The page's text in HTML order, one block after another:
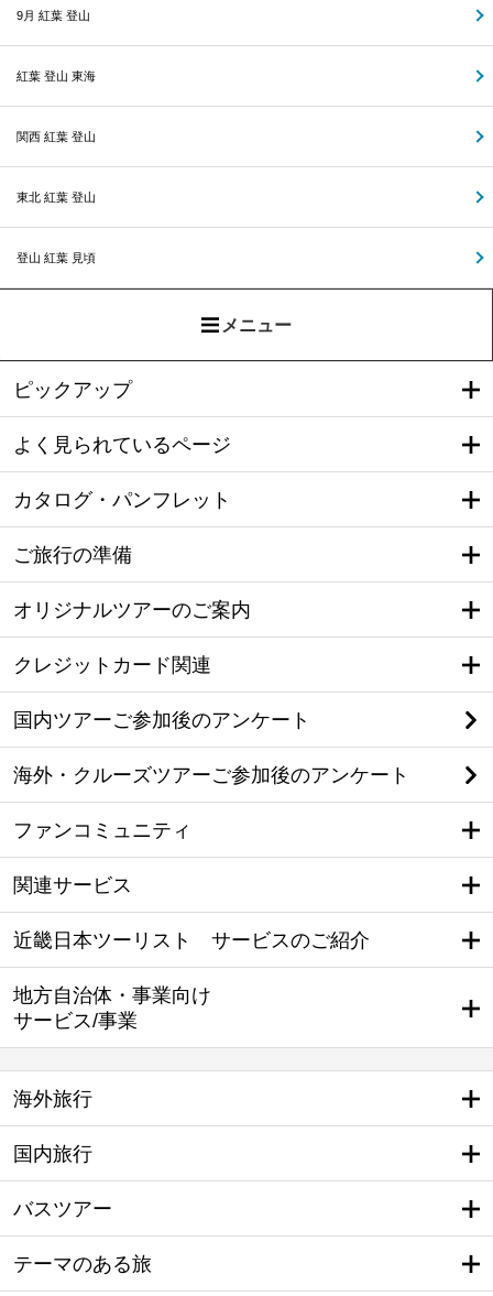
9月 紅葉 登山
紅葉 登山 東海
関西 紅葉 登山
東北 紅葉 登山
登山 紅葉 見頃
メニュー
ピックアップ
よく見られているページ
カタログ・パンフレット
ご旅行の準備
オリジナルツアーのご案内
クレジットカード関連
国内ツアーご参加後のアンケート
海外・クルーズツアーご参加後のアンケート
ファンコミュニティ
関連サービス
近畿日本ツーリスト サービスのご紹介
地方自治体・事業向け
サービス/事業
海外旅行
国内旅行
バスツアー
テーマのある旅